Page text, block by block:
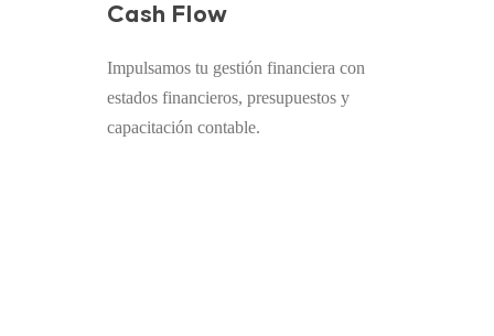
Cash Flow
Impulsamos tu gestión financiera con
estados financieros, presupuestos y
capacitación contable.